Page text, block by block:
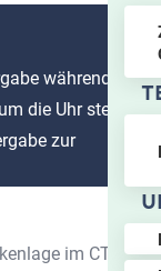
im CT
während
die Uhr steht
zur